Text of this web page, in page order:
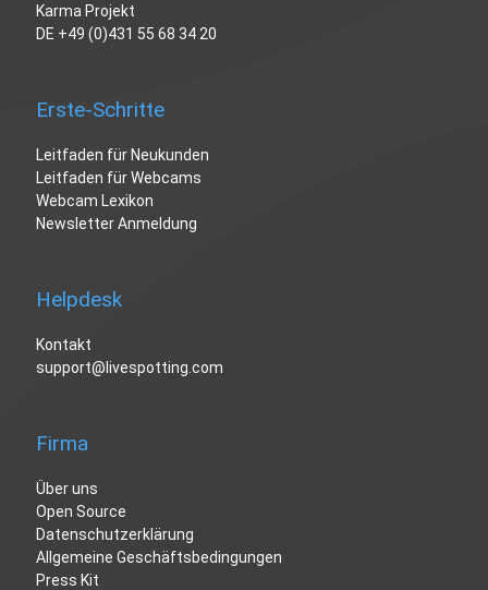
Karma Projekt
DE +49 (0)431 55 68 34 20
Erste-Schritte
Leitfaden für Neukunden
Leitfaden für Webcams
Webcam Lexikon
Newsletter Anmeldung
Helpdesk
Kontakt
support@livespotting.com
Firma
Über uns
Open Source
Datenschutzerklärung
Allgemeine Geschäftsbedingungen
Press Kit